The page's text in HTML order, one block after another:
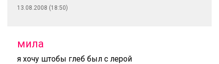
13.08.2008 (18:50)
мила
я хочу штобы глеб был с лерой